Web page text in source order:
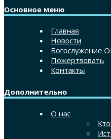
Основное меню
Главная
Новости
Богослужение
Пожертвовать
Контакты
Дополнительно
О нас